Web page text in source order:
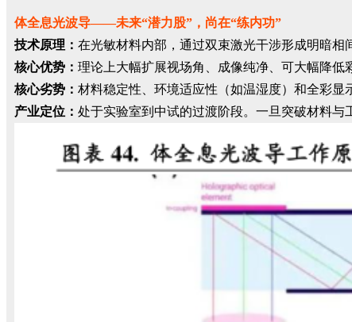
体全息光波导——未来“潜力股”，尚在“练内功”
技术原理： 在光敏材料内部，通过双束激光干涉形成明暗相
核心优势： 理论上大幅扩展视场角、成像纯净、可大幅降低
核心劣势： 材料稳定性、环境适应性（如温湿度）和全彩显
产业定位： 处于实验室到中试的过渡阶段。一旦突破材料与